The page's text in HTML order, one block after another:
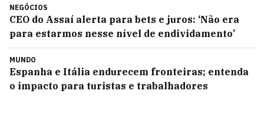
NEGÓCIOS
CEO do Assaí alerta para bets e juros: ‘Não era
para estarmos nesse nível de endividamento’
MUNDO
Espanha e Itália endurecem fronteiras; entenda
o impacto para turistas e trabalhadores